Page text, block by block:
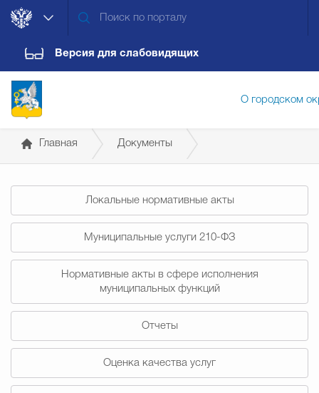
Версия для слабовидящих
О городском
Дума городского округа
Новости Обращения граждан
Противодействие
Главная Документы
Локальные нормативные акты
Муниципальные услуги 210-ФЗ
Нормативные акты в сфере исполнения
муниципальных функций
Отчеты
Оценка качества услуг